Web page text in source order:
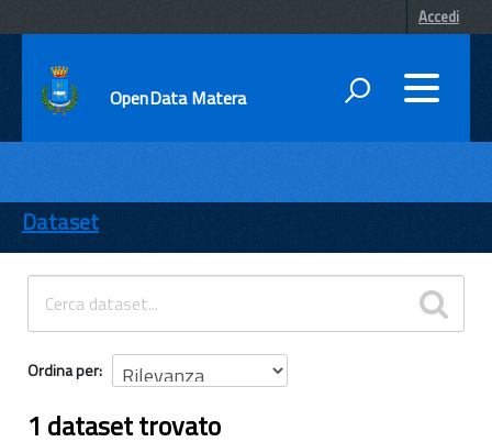
Accedi
OpenData Matera
ENTI
TEMI
INFORMAZIONI
Dataset
Ordina per
1 dataset trovato